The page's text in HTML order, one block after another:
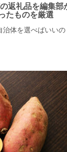
返礼品を編集部
たものを厳選
治体を選べばいいの